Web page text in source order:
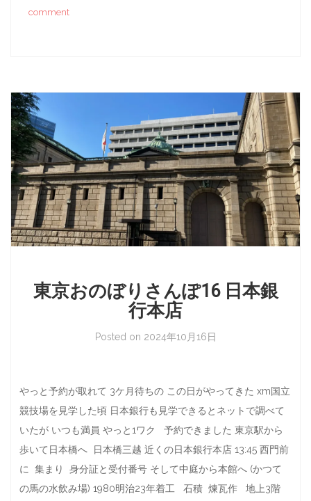
comment
東京おのぼりさんぽ16 日本銀
行本店
Posted on 2024年10月16日
やっと予約が取れて 3ケ月待ちの この日がやってきた xm国立
競技場を見学した頃 日本銀行も見学できるとネットで調べて
いたが いつも満員 やっと1ワク 予約できました 東京駅から
歩いて日本橋へ 日本橋三越 近くの日本銀行本店 13:45 西門前
に 集まり 身分証と受付番号 そして中庭から本館へ (かつて
の馬の水飲み場) 1980明治23年着工 石積 煉瓦作 地上3階